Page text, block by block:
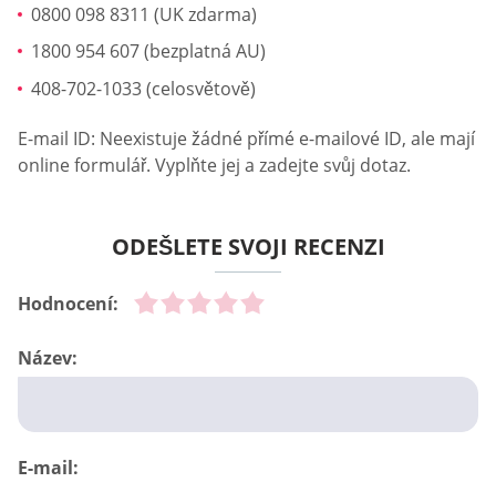
0800 098 8311 (UK zdarma)
1800 954 607 (bezplatná AU)
408-702-1033 (celosvětově)
E-mail ID: Neexistuje žádné přímé e-mailové ID, ale mají
online formulář. Vyplňte jej a zadejte svůj dotaz.
ODEŠLETE SVOJI RECENZI
Hodnocení:
Název:
E-mail: